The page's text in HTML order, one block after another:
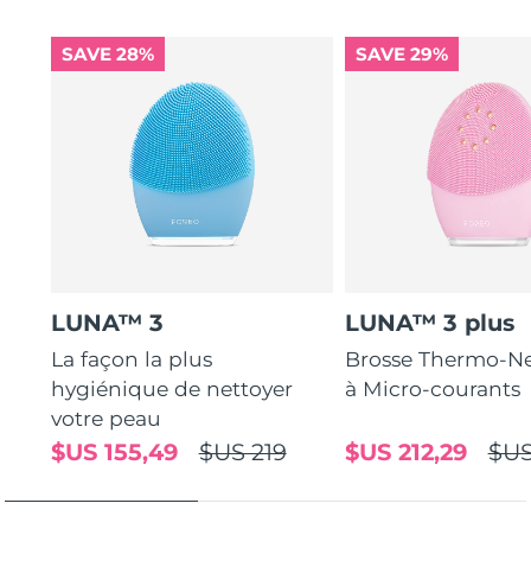
SAVE 28%
LUNA™ 3
La façon la plus
hygiénique de nettoyer
votre peau
$US 219
$US 155,49
SAVE 29%
LUNA™ 3 plus
Brosse Thermo-
à Micro-courants
$US 212,29